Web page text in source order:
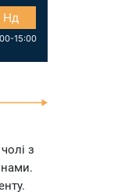
Нд
15:00
з